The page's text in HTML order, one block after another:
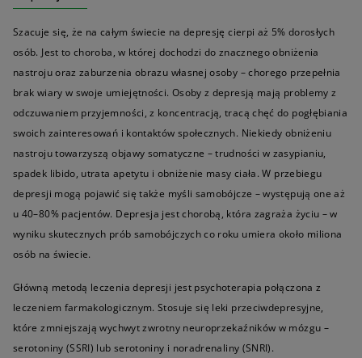
Szacuje się, że na całym świecie na depresję cierpi aż 5% dorosłych
osób. Jest to choroba, w której dochodzi do znacznego obniżenia
nastroju oraz zaburzenia obrazu własnej osoby – chorego przepełnia
brak wiary w swoje umiejętności. Osoby z depresją mają problemy z
odczuwaniem przyjemności, z koncentracją, tracą chęć do pogłębiania
swoich zainteresowań i kontaktów społecznych. Niekiedy obniżeniu
nastroju towarzyszą objawy somatyczne – trudności w zasypianiu,
spadek libido, utrata apetytu i obniżenie masy ciała. W przebiegu
depresji mogą pojawić się także myśli samobójcze – występują one aż
u 40–80% pacjentów. Depresja jest chorobą, która zagraża życiu – w
wyniku skutecznych prób samobójczych co roku umiera około miliona
osób na świecie.
Główną metodą leczenia depresji jest psychoterapia połączona z
leczeniem farmakologicznym. Stosuje się leki przeciwdepresyjne,
które zmniejszają wychwyt zwrotny neuroprzekaźników w mózgu –
serotoniny (SSRI) lub serotoniny i noradrenaliny (SNRI).